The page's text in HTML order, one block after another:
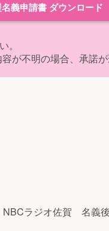
義申請書 ダウンロード
不明の場合、承諾が
ラジオ佐賀 名義